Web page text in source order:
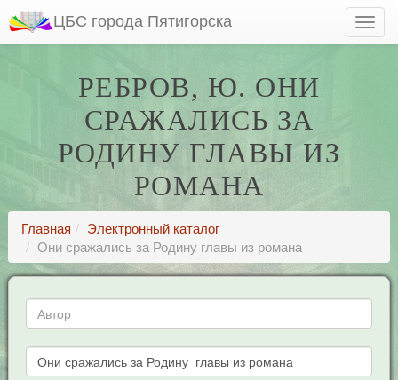
ЦБС города Пятигорска
РЕБРОВ, Ю. ОНИ
СРАЖАЛИСЬ ЗА
РОДИНУ ГЛАВЫ ИЗ
РОМАНА
Главная
Электронный каталог
Они сражались за Родину главы из романа